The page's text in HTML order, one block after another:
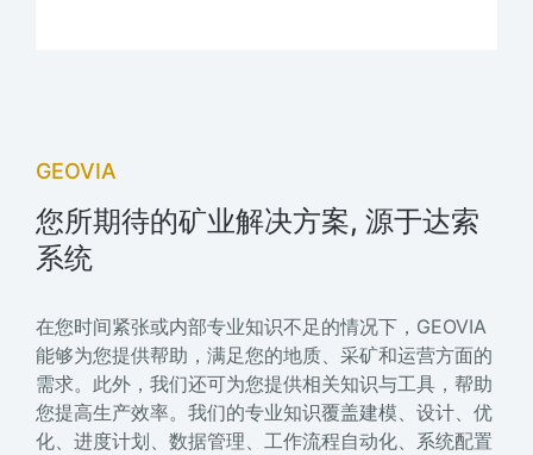
GEOVIA
您所期待的矿业解决方案, 源于达索
系统
在您时间紧张或内部专业知识不足的情况下，GEOVIA
能够为您提供帮助，满足您的地质、采矿和运营方面的
需求。此外，我们还可为您提供相关知识与工具，帮助
您提高生产效率。我们的专业知识覆盖建模、设计、优
化、进度计划、数据管理、工作流程自动化、系统配置